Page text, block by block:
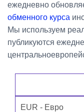
ежедневно
обменного курса
Мы используем
публикуются